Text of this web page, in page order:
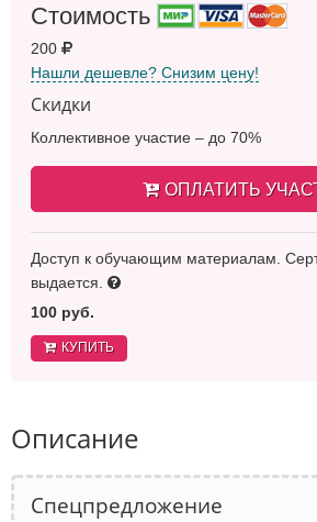
Стоимость
200
Нашли дешевле? Снизим цену!
Скидки
Коллективное участие – до 70%
ОПЛАТИТЬ
Доступ к обучающим материалам.
выдается.
100 руб.
КУПИТЬ
Описание
Спецпредложение